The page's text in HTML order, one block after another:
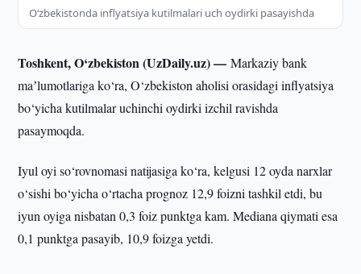
O‘zbekistonda inflyatsiya kutilmalari uch oydirki pasayishda
Toshkent, O‘zbekiston (UzDaily.uz) —Markaziy bank
maʼlumotlariga ko‘ra, O‘zbekiston aholisi orasidagi inflyatsiya
bo‘yicha kutilmalar uchinchi oydirki izchil ravishda
pasaymoqda.
Iyul oyi so‘rovnomasi natijasiga ko‘ra, kelgusi 12 oyda narxlar
o‘sishi bo‘yicha o‘rtacha prognoz 12,9 foizni tashkil etdi, bu
iyun oyiga nisbatan 0,3 foiz punktga kam. Mediana qiymati esa
0,1 punktga pasayib, 10,9 foizga yetdi.